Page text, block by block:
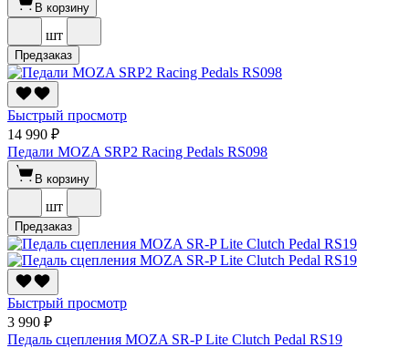
В корзину
шт
Предзаказ
Быстрый просмотр
14 990 ₽
Педали MOZA SRP2 Racing Pedals RS098
В корзину
шт
Предзаказ
Быстрый просмотр
3 990 ₽
Педаль сцепления MOZA SR-P Lite Clutch Pedal RS19